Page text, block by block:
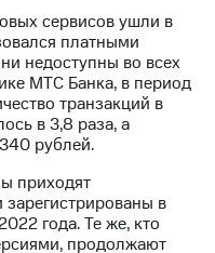
сервисов ушли в
платными
недоступны во всех
МТС Банка, в период
транзакций в
в 3,8 раза, а
рублей.
приходят
в
года. Те же, кто
продолжают